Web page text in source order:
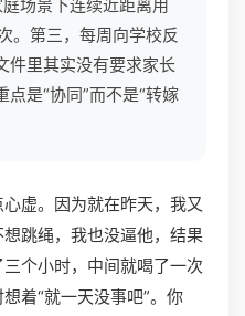
场景下连续近距离用
。第三，每周向学校反
件里其实没有要求家长
是“协同”而不是“转嫁
虚。因为就在昨天，我又
跳绳，我也没逼他，结果
个小时，中间就喝了一次
着“就一天没事吧”。你